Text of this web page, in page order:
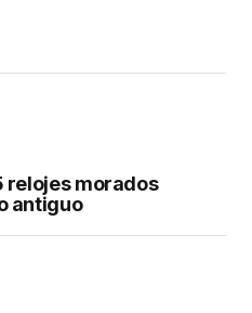
relojes morados
antiguo